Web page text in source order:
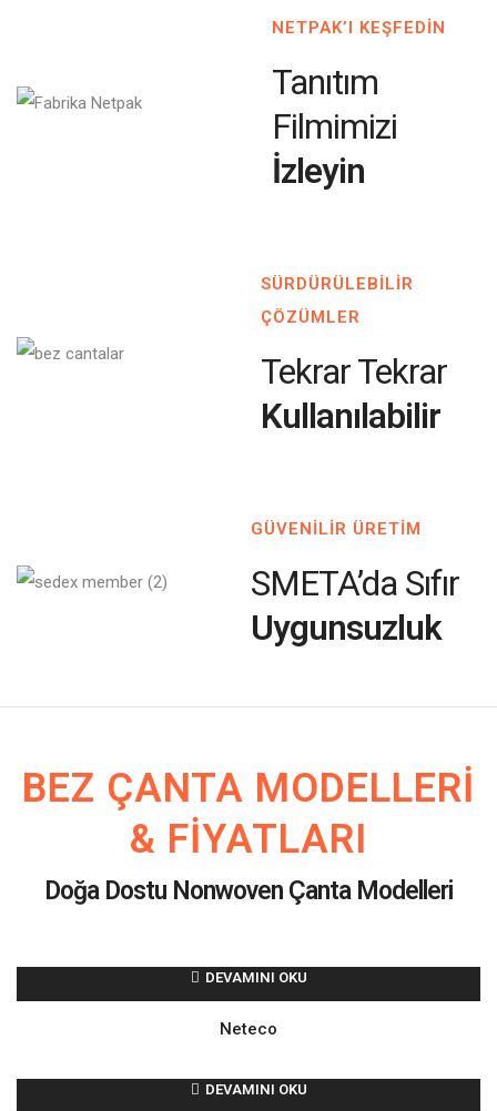
NETPAK’I KEŞFEDİN
Tanıtım
Filmimizi
İzleyin
SÜRDÜRÜLEBİLİR
ÇÖZÜMLER
Tekrar Tekrar
Kullanılabilir
GÜVENİLİR ÜRETİM
SMETA’da Sıfır
Uygunsuzluk
BEZ ÇANTA MODELLERI
& FIYATLARI
Doğa Dostu Nonwoven Çanta Modelleri
DEVAMINI OKU
Neteco
DEVAMINI OKU